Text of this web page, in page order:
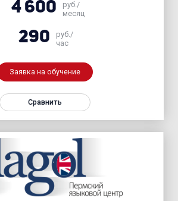
4 600
руб./
месяц
290
руб./
час
Заявка на обучение
Сравнить